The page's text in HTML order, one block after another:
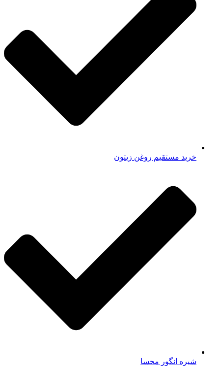
خرید مستقیم روغن زیتون
شیره انگور محسا